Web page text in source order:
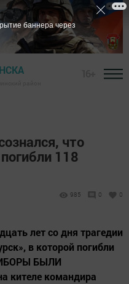
что
118
985 0 0
лет со дня трагедии
в которой погибли
БЫЛИ
кителе командира
баннера через